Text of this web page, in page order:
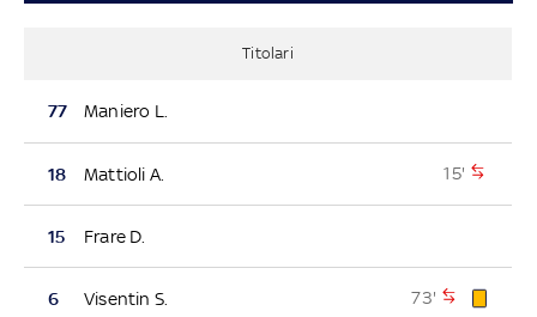
Titolari
77 Maniero L.
18 Mattioli A. 15'
15 Frare D.
6 Visentin S. 73'